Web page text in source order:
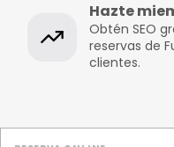
Hazte
Obtén SEO
reservas de
clientes.